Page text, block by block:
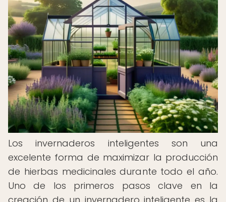
Los invernaderos inteligentes son una
excelente forma de maximizar la producción
de hierbas medicinales durante todo el año.
Uno de los primeros pasos clave en la